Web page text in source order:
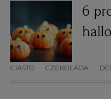
6
CIASTO CZEKOLADA